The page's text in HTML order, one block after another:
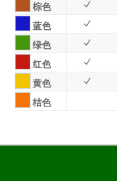
棕色
蓝色
绿色
红色
黄色
桔色